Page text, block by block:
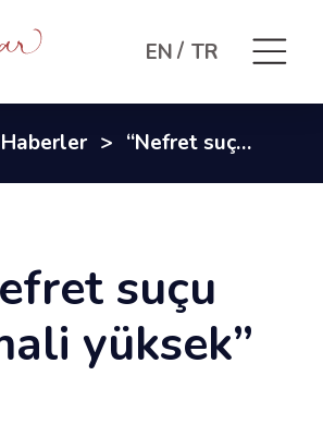
EN TR
Haberler “Nefret suçu ihtimali yüksek”
suçu
yüksek”